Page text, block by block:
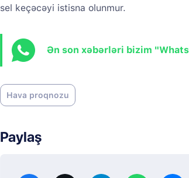
sel keçəcəyi istisna olunmur.
Ən son xəbərləri bizim
Hava proqnozu
Paylaş